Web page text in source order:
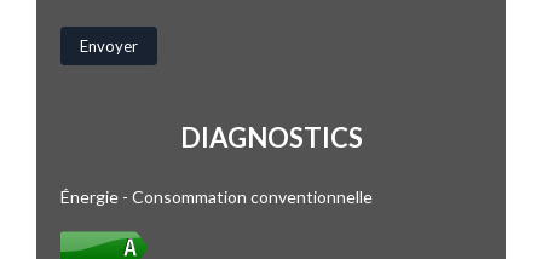
DIAGNOSTICS
Énergie - Consommation conventionnelle